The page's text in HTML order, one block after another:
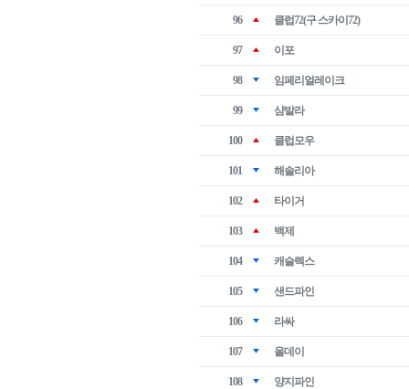
96 클럽72(구 스카이72)
97 이포
98 임페리얼레이크
99 샴발라
100 클럽모우
101 해솔리아
102 타이거
103 백제
104 캐슬렉스
105 샌드파인
106 라싸
107 올데이
108 양지파인